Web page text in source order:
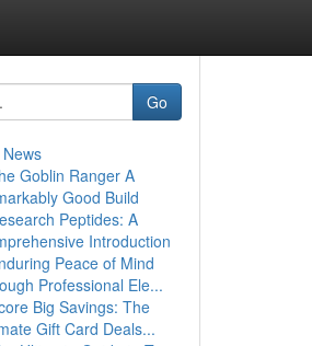
Go
Goblin Ranger A
Good Build
Peptides: A
Introduction
Peace of Mind
Professional Ele...
Big Savings: The
Gift Card Deals...